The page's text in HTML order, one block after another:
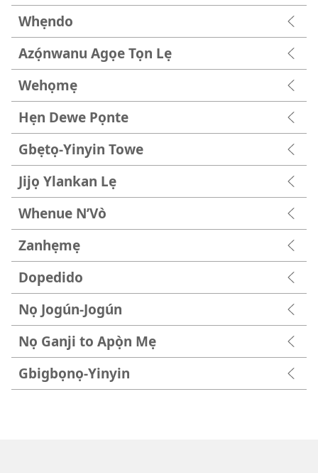
Whẹndo
Azọ́nwanu Agọe Tọn Lẹ
Wehọmẹ
Hẹn Dewe Pọnte
Gbẹtọ-Yinyin Towe
Jijọ Ylankan Lẹ
Whenue N’Vò
Zanhẹmẹ
Dopedido
Nọ Jogún-Jogún
Nọ Ganji to Apọ̀n Mẹ
Gbigbọnọ-Yinyin